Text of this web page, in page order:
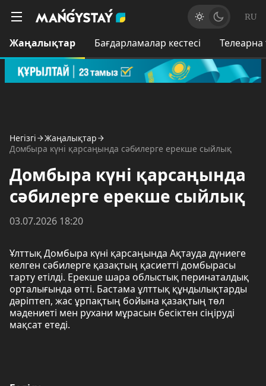
RU
Жаңалықтар Бағдарламалар кестесі
Негізгі
Жаңалықтар
Домбыра күні қарсаңында сәбилерге ерекше сыйлық
Домбыра күні қарсаңында
сәбилерге ерекше сыйлық
03.07.2026 18:20
Ұлттық Домбыра күні қарсаңында Ақтауда дүниеге
келген сәбилерге қазақтың қасиетті домбырасы
тарту етілді. Ерекше шара облыстық перинаталдық
орталығында өтті. Бастама ұлттық құндылықтарды
дәріптеп, жас ұрпақтың бойына қазақтың төл
мәдениеті мен рухани мұрасын бесіктен сіңіруді
мақсат етеді.